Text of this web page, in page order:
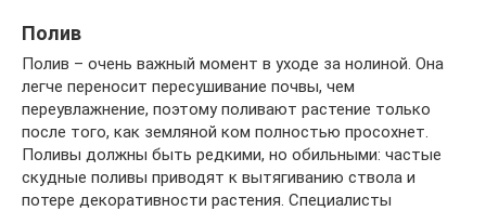
Полив
Полив – очень важный момент в уходе за нолиной. Она
легче переносит пересушивание почвы, чем
переувлажнение, поэтому поливают растение только
после того, как земляной ком полностью просохнет.
Поливы должны быть редкими, но обильными: частые
скудные поливы приводят к вытягиванию ствола и
потере декоративности растения. Специалисты